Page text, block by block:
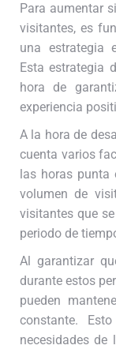
Para aumentar
visitantes, es
una estrategia
Esta estrategia
hora de
experiencia
A la hora de
cuenta varios
las horas punta
volumen de
visitantes que
periodo de
Al garantizar
durante estos
pueden
constante.
necesidades